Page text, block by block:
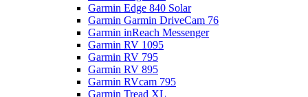
Garmin Edge 840 Solar
Garmin Garmin DriveCam 76
Garmin inReach Messenger
Garmin RV 1095
Garmin RV 795
Garmin RV 895
Garmin RVcam 795
Garmin Tread XL